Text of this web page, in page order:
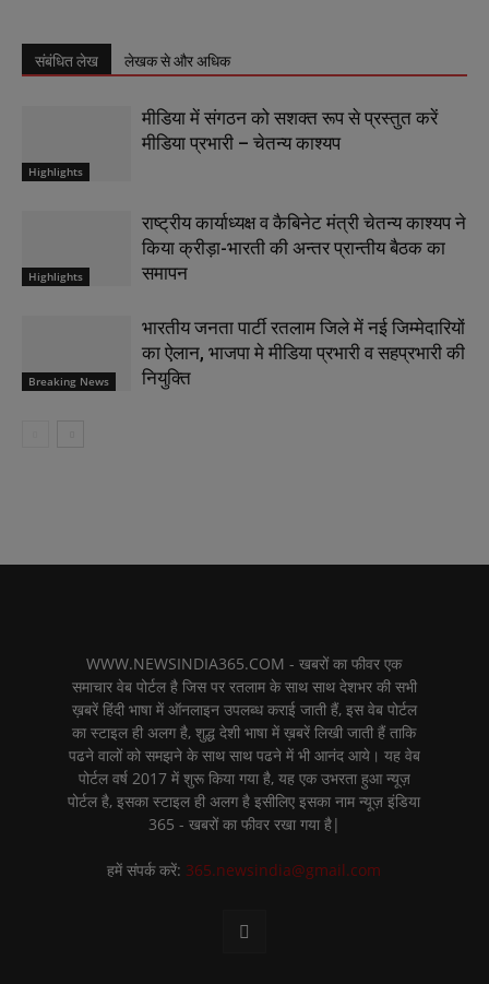
संबंधित लेख लेखक से और अधिक
Highlights
मीडिया में संगठन को सशक्त रूप से प्रस्तुत करें
मीडिया प्रभारी – चेतन्य काश्यप
Highlights
राष्ट्रीय कार्याध्यक्ष व कैबिनेट मंत्री चेतन्य काश्यप ने
किया क्रीड़ा-भारती की अन्तर प्रान्तीय बैठक का
समापन
Breaking News
भारतीय जनता पार्टी रतलाम जिले में नई जिम्मेदारियों
का ऐलान, भाजपा मे मीडिया प्रभारी व सहप्रभारी की
नियुक्ति
WWW.NEWSINDIA365.COM - खबरों का फीवर एक
समाचार वेब पोर्टल है जिस पर रतलाम के साथ साथ देशभर की सभी
ख़बरें हिंदी भाषा में ऑनलाइन उपलब्ध कराई जाती हैं, इस वेब पोर्टल
का स्टाइल ही अलग है, शुद्ध देशी भाषा में ख़बरें लिखी जाती हैं ताकि
पढने वालों को समझने के साथ साथ पढने में भी आनंद आये। यह वेब
पोर्टल वर्ष 2017 में शुरू किया गया है, यह एक उभरता हुआ न्यूज़
पोर्टल है, इसका स्टाइल ही अलग है इसीलिए इसका नाम न्यूज़ इंडिया
365 - खबरों का फीवर रखा गया है|
हमें संपर्क करें: 365.newsindia@gmail.com